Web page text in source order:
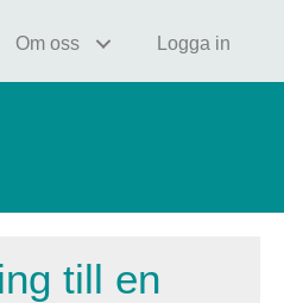
Om oss Logga in
till en